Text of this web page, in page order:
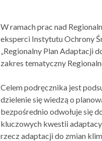
W ramach prac nad
eksperci Instytutu Ochrony
„Regionalny Plan Adaptacji
zakres tematyczny
Celem podręcznika jest
dzielenie się wiedzą o
bezpośrednio odwołuje się
kluczowych kwestii
rzecz adaptacji do zmian